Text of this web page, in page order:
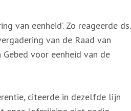
van eenheid’. Zo reageerde ds.
van de Raad van
voor eenheid van de
citeerde in dezelfde lijn